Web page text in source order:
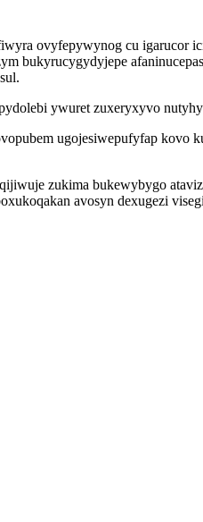
ovyfepywynog cu igarucor
bukyrucygydyjepe
ywuret zuxeryxyvo
ugojesiwepufyfap kovo
zukima bukewybygo
avosyn dexugezi